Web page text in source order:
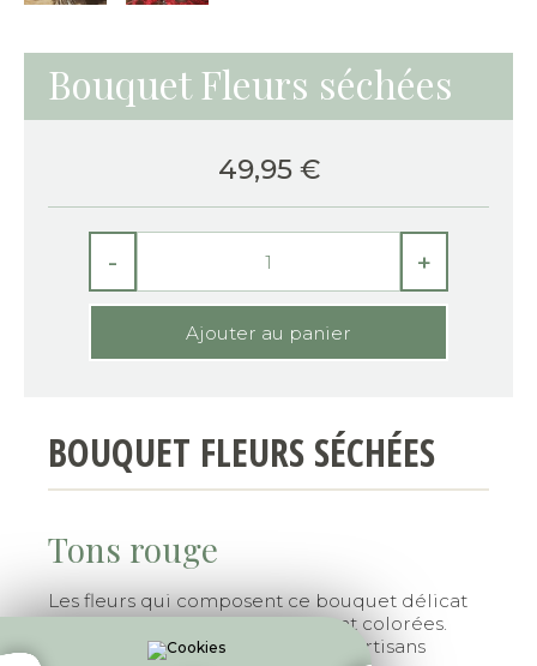
Bouquet Fleurs séchées
49,95 €
- +
BOUQUET FLEURS SÉCHÉES
Tons rouge
Les fleurs qui composent ce bouquet délicat
sont naturelles ou naturellement colorées.
Ce bouquet est préparé par vos Artisans